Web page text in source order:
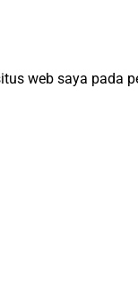
web saya pada